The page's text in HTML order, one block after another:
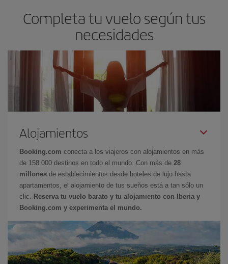
Completa tu vuelo según tus
necesidades
Alojamientos
Booking.com conecta a los viajeros con alojamientos en más
de 158.000 destinos en todo el mundo. Con más de 28
millones de establecimientos desde hoteles de lujo hasta
apartamentos, el alojamiento de tus sueños está a tan sólo un
clic.
Reserva tu vuelo barato y tu alojamiento con Iberia y
Booking.com y experimenta el mundo.